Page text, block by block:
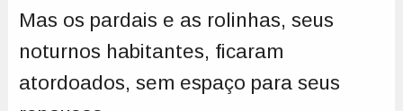
Mas os pardais e as rolinhas, seus
noturnos habitantes, ficaram
atordoados, sem espaço para seus